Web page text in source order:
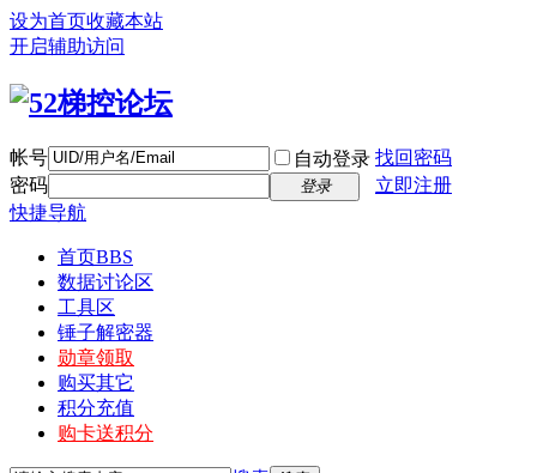
设为首页收藏本站
开启辅助访问
帐号 自动登录 找回密码
密码
登录
立即注册
快捷导航
首页BBS
数据讨论区
工具区
锤子解密器
勋章领取
购买其它
积分充值
购卡送积分